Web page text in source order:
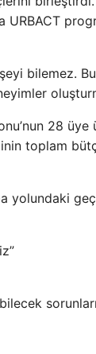
bilemez.
28
toplam
yolundaki